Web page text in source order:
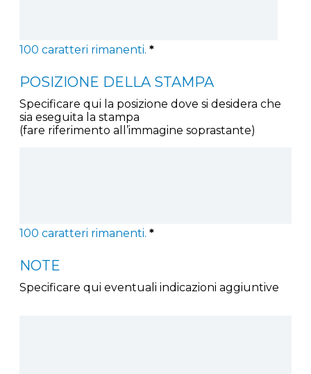
100 caratteri rimanenti. *
POSIZIONE DELLA STAMPA
Specificare qui la posizione dove si desidera che
sia eseguita la stampa
(fare riferimento all’immagine soprastante)
100 caratteri rimanenti. *
NOTE
Specificare qui eventuali indicazioni aggiuntive